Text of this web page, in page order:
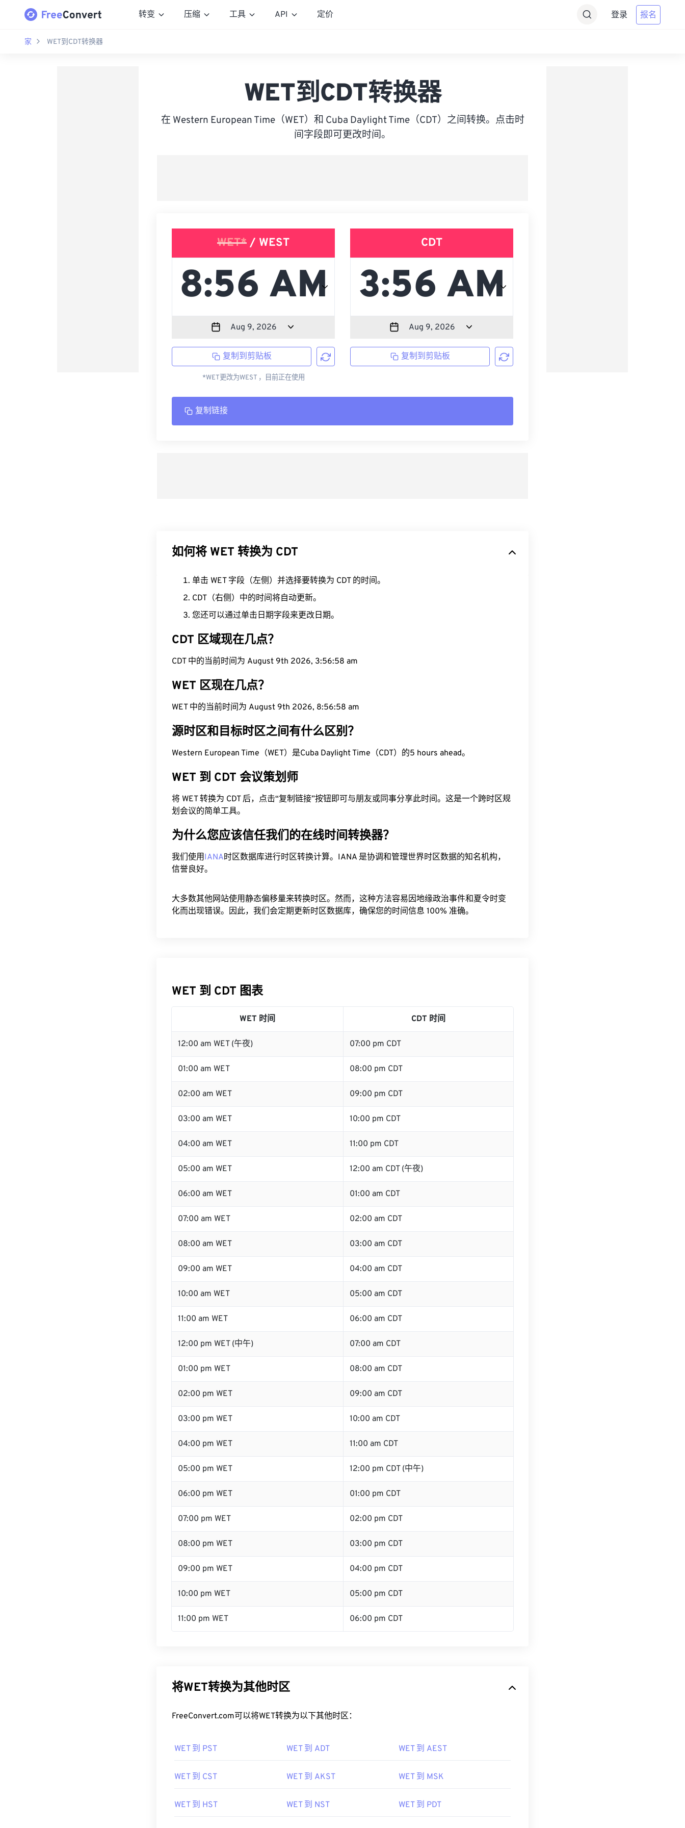
转变 压缩 工具 API 定价 登录 报名
家 WET到CDT转换器
WET到CDT转换器
在 Western European Time（WET）和 Cuba Daylight Time（CDT）之间转换。点击时
间字段即可更改时间。
WET* / WEST
复制到剪贴板
*WET更改为WEST ，目前正在使用
CDT
复制到剪贴板
复制链接
如何将 WET 转换为 CDT
单击 WET 字段（左侧）并选择要转换为 CDT 的时间。
CDT（右侧）中的时间将自动更新。
您还可以通过单击日期字段来更改日期。
CDT 区域现在几点？
CDT 中的当前时间为 August 9th 2026, 3:56:59 am
WET 区现在几点？
WET 中的当前时间为 August 9th 2026, 8:56:59 am
源时区和目标时区之间有什么区别？
Western European Time（WET）是Cuba Daylight Time（CDT）的5 hours ahead。
WET 到 CDT 会议策划师
将 WET 转换为 CDT 后，点击“复制链接”按钮即可与朋友或同事分享此时间。这是一个跨时区规
划会议的简单工具。
为什么您应该信任我们的在线时间转换器？
我们使用IANA时区数据库进行时区转换计算。IANA 是协调和管理世界时区数据的知名机构，
信誉良好。
大多数其他网站使用静态偏移量来转换时区。然而，这种方法容易因地缘政治事件和夏令时变
化而出现错误。因此，我们会定期更新时区数据库，确保您的时间信息 100% 准确。
WET 到 CDT 图表
WET 时间 CDT 时间
12:00 am WET (午夜) 07:00 pm CDT
01:00 am WET 08:00 pm CDT
02:00 am WET 09:00 pm CDT
03:00 am WET 10:00 pm CDT
04:00 am WET 11:00 pm CDT
05:00 am WET 12:00 am CDT (午夜)
06:00 am WET 01:00 am CDT
07:00 am WET 02:00 am CDT
08:00 am WET 03:00 am CDT
09:00 am WET 04:00 am CDT
10:00 am WET 05:00 am CDT
11:00 am WET 06:00 am CDT
12:00 pm WET (中午) 07:00 am CDT
01:00 pm WET 08:00 am CDT
02:00 pm WET 09:00 am CDT
03:00 pm WET 10:00 am CDT
04:00 pm WET 11:00 am CDT
05:00 pm WET 12:00 pm CDT (中午)
06:00 pm WET 01:00 pm CDT
07:00 pm WET 02:00 pm CDT
08:00 pm WET 03:00 pm CDT
09:00 pm WET 04:00 pm CDT
10:00 pm WET 05:00 pm CDT
11:00 pm WET 06:00 pm CDT
将WET转换为其他时区
FreeConvert.com可以将WET转换为以下其他时区：
WET 到 PST WET 到 ADT WET 到 AEST
WET 到 CST WET 到 AKST WET 到 MSK
WET 到 HST WET 到 NST WET 到 PDT